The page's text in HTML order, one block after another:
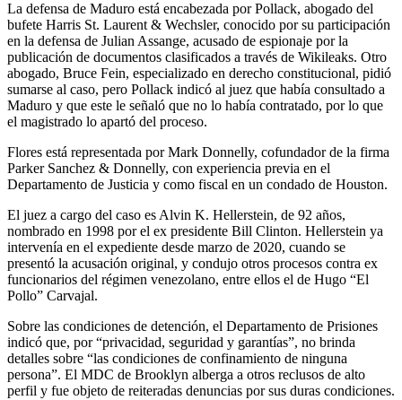
La defensa de Maduro está encabezada por Pollack, abogado del
bufete Harris St. Laurent & Wechsler, conocido por su participación
en la defensa de Julian Assange, acusado de espionaje por la
publicación de documentos clasificados a través de Wikileaks. Otro
abogado, Bruce Fein, especializado en derecho constitucional, pidió
sumarse al caso, pero Pollack indicó al juez que había consultado a
Maduro y que este le señaló que no lo había contratado, por lo que
el magistrado lo apartó del proceso.
Flores está representada por Mark Donnelly, cofundador de la firma
Parker Sanchez & Donnelly, con experiencia previa en el
Departamento de Justicia y como fiscal en un condado de Houston.
El juez a cargo del caso es Alvin K. Hellerstein, de 92 años,
nombrado en 1998 por el ex presidente Bill Clinton. Hellerstein ya
intervenía en el expediente desde marzo de 2020, cuando se
presentó la acusación original, y condujo otros procesos contra ex
funcionarios del régimen venezolano, entre ellos el de Hugo “El
Pollo” Carvajal.
Sobre las condiciones de detención, el Departamento de Prisiones
indicó que, por “privacidad, seguridad y garantías”, no brinda
detalles sobre “las condiciones de confinamiento de ninguna
persona”. El MDC de Brooklyn alberga a otros reclusos de alto
perfil y fue objeto de reiteradas denuncias por sus duras condiciones.